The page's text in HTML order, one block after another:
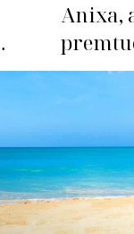
i
Anixa,